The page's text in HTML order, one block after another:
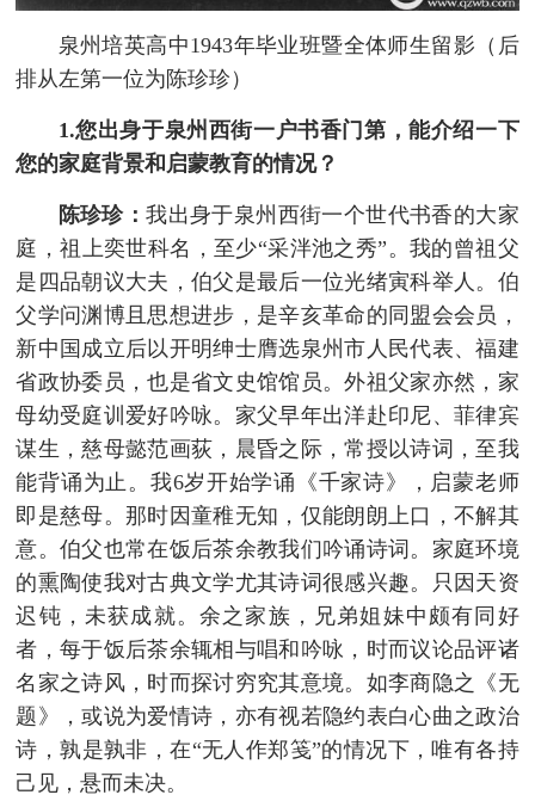
泉州培英高中1943年毕业班暨全体师生留影（后
排从左第一位为陈珍珍）
1.您出身于泉州西街一户书香门第，能介绍一下
您的家庭背景和启蒙教育的情况？
陈珍珍：我出身于泉州西街一个世代书香的大家
庭，祖上奕世科名，至少“采泮池之秀”。我的曾祖父
是四品朝议大夫，伯父是最后一位光绪寅科举人。伯
父学问渊博且思想进步，是辛亥革命的同盟会会员，
新中国成立后以开明绅士膺选泉州市人民代表、福建
省政协委员，也是省文史馆馆员。外祖父家亦然，家
母幼受庭训爱好吟咏。家父早年出洋赴印尼、菲律宾
谋生，慈母懿范画荻，晨昏之际，常授以诗词，至我
能背诵为止。我6岁开始学诵《千家诗》，启蒙老师
即是慈母。那时因童稚无知，仅能朗朗上口，不解其
意。伯父也常在饭后茶余教我们吟诵诗词。家庭环境
的熏陶使我对古典文学尤其诗词很感兴趣。只因天资
迟钝，未获成就。余之家族，兄弟姐妹中颇有同好
者，每于饭后茶余辄相与唱和吟咏，时而议论品评诸
名家之诗风，时而探讨穷究其意境。如李商隐之《无
题》，或说为爱情诗，亦有视若隐约表白心曲之政治
诗，孰是孰非，在“无人作郑笺”的情况下，唯有各持
己见，悬而未决。